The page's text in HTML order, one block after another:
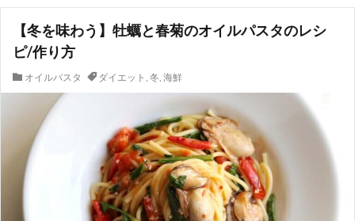
【冬を味わう】牡蠣と春菊のオイルパスタのレシ
ピ/作り方
オイルパスタ ダイエット , 冬, 海鮮